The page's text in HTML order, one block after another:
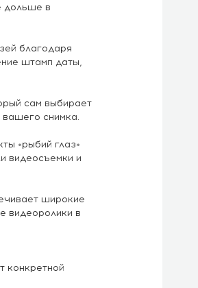
дольше в
благодаря
штамп даты,
сам выбирает
снимка.
«рыбий глаз»
видеосъемки и
широкие
видеоролики в
конкретной